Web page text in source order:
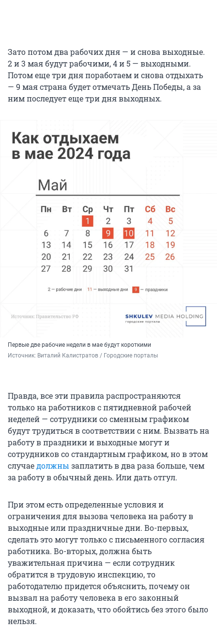
Зато потом два рабочих дня — и снова выходные.
2 и 3 мая будут рабочими, 4 и 5 — выходными.
Потом еще три дня поработаем и снова отдыхать
— 9 мая страна будет отмечать День Победы, а за
ним последует еще три дня выходных.
Первые две рабочие недели в мае будут короткими
Источник: Виталий Калистратов / Городские порталы
Правда, все эти правила распространяются
только на работников с пятидневной рабочей
неделей — сотрудники со сменным графиком
будут трудиться в соответствии с ним. Вызвать на
работу в праздники и выходные могут и
сотрудников со стандартным графиком, но в этом
случаедолжны заплатить в два раза больше, чем
за работу в обычный день. Или дать отгул.
При этом есть определенные условия и
ограничения для вызова человека на работу в
выходные или праздничные дни. Во-первых,
сделать это могут только с письменного согласия
работника. Во-вторых, должна быть
уважительная причина — если сотрудник
обратится в трудовую инспекцию, то
работодателю придется объяснить, почему он
вызвал на работу человека в его законный
выходной, и доказать, что обойтись без этого было
нельзя.